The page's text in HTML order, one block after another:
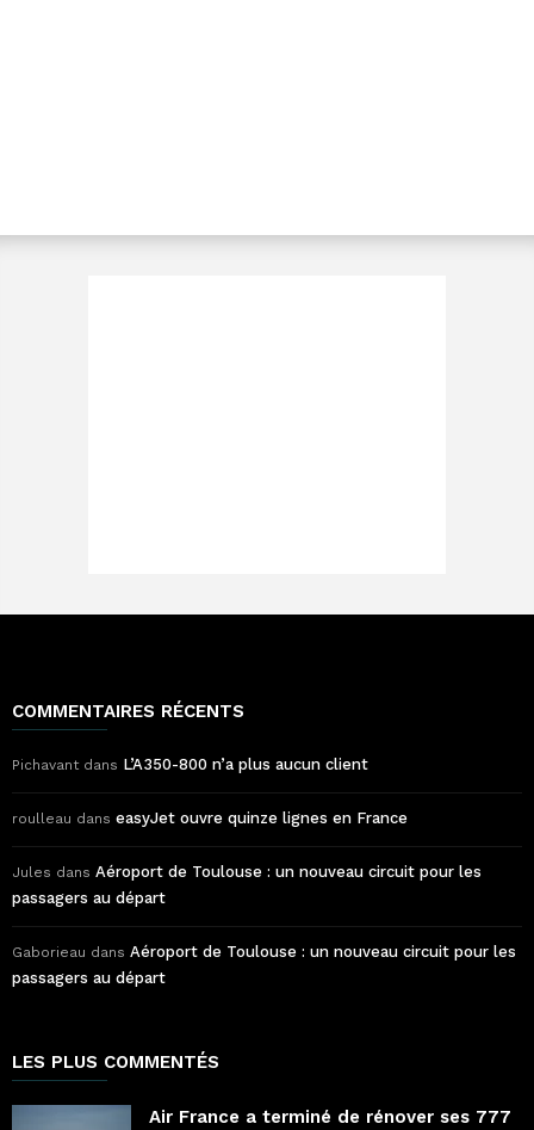
COMMENTAIRES RÉCENTS
Pichavant dans L’A350-800 n’a plus aucun client
roulleau dans easyJet ouvre quinze lignes en France
Jules dans Aéroport de Toulouse : un nouveau circuit pour les
passagers au départ
Gaborieau dans Aéroport de Toulouse : un nouveau circuit pour les
passagers au départ
LES PLUS COMMENTÉS
Air France a terminé de rénover ses 777